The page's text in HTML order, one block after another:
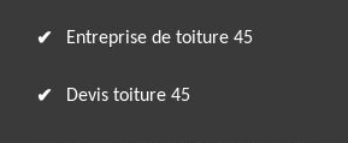
Entreprise de toiture 45
Devis toiture 45